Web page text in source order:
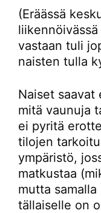
(Eräässä
vastaan tuli
naisten tulla
Naiset saavat
mitä vaunuja
ei pyritä
tilojen
ympäristö,
matkustaa
mutta
tällaiselle on